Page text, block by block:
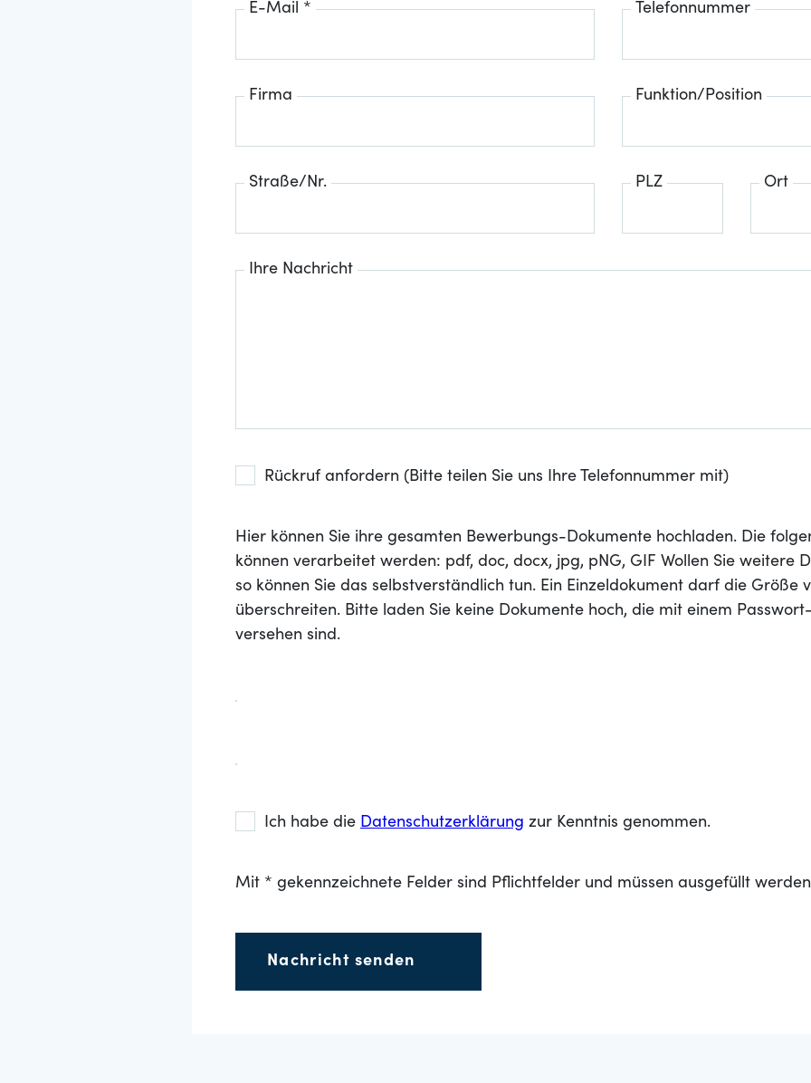
E-Mail * Telefonnummer
Firma Funktion/Position
Straße/Nr. PLZ Ort
Ihre Nachricht
Rückruf anfordern (Bitte teilen Sie uns Ihre Telefonnummer mit)
Hier können Sie ihre gesamten Bewerbungs-Dokumente hochladen. Die
können verarbeitet werden: pdf, doc, docx, jpg, pNG, GIF Wollen Sie weitere
so können Sie das selbstverständlich tun. Ein Einzeldokument darf die Größe
überschreiten. Bitte laden Sie keine Dokumente hoch, die mit einem
versehen sind.
Ich habe die Datenschutzerklärung zur Kenntnis genommen.
Mit * gekennzeichnete Felder sind Pflichtfelder und müssen ausgefüllt
Nachricht senden